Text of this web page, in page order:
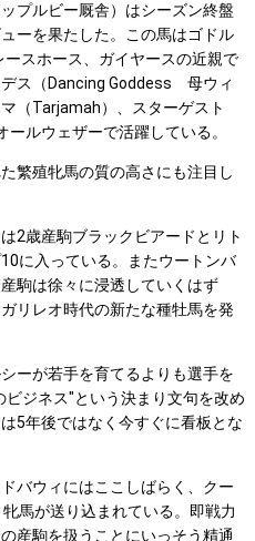
プルビー厩舎）はシーズン終盤
ーを果たした。この馬はゴドル
スホース、ガイヤースの近親で
ス（Dancing Goddess 母ウィ
（Tarjamah）、スターゲスト
ールウェザーで活躍している。
繁殖牝馬の質の高さにも注目し
2歳産駒ブラックビアードとリト
に入っている。またウートンバ
駒は徐々に浸透していくはず
リレオ時代の新たな種牡馬を発
ーが若手を育てるよりも選手を
ジネス"という決まり文句を改め
5年後ではなく今すぐに看板とな
バウィにはここしばらく、クー
馬が送り込まれている。即戦力
産駒を扱うことにいっそう精通